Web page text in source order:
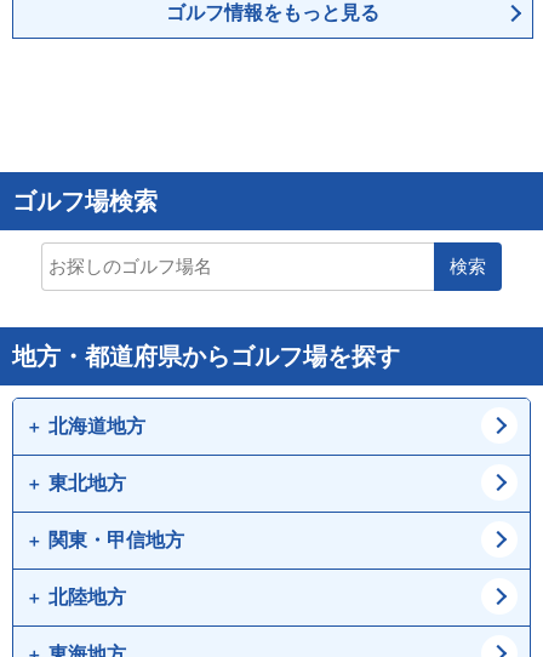
ゴルフ情報をもっと見る
ゴルフ場検索
検索
地方・都道府県からゴルフ場を探す
北海道地方
道北
道央
東北地方
青森県
宮城県
山形県
関東・甲信地方
東京都
埼玉県
北陸地方
新潟県